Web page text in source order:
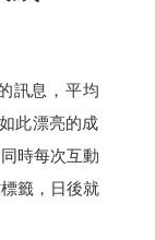
訊息，平均
此漂亮的成
時每次互動
籤，日後就